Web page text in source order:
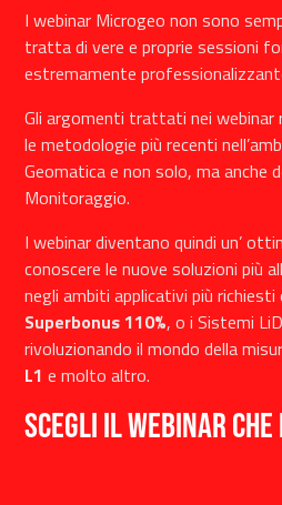
I webinar Microgeo non sono
tratta di vere e proprie sessioni
estremamente
Gli argomenti trattati nei webinar
le metodologie più recenti
Geomatica e non solo, ma anche
Monitoraggio.
I webinar diventano quindi un’
conoscere le nuove soluzioni più
negli ambiti applicativi più
Superbonus 110%, o i Sistemi
rivoluzionando il mondo della
L1 e molto altro.
Scegli il webinar